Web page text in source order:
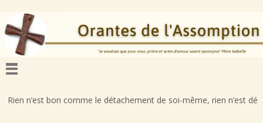
bon comme le détachement de soi-même, rien n’est déplorable